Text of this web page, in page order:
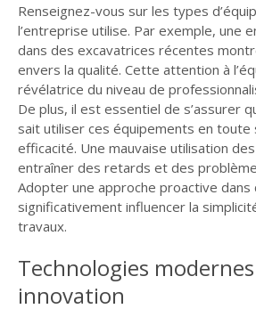
Renseignez-vous sur les types
l’entreprise utilise. Par exemple, une
dans des excavatrices récentes
envers la qualité. Cette attention à
révélatrice du niveau de
De plus, il est essentiel de s’assurer
sait utiliser ces équipements en
efficacité. Une mauvaise utilisation
entraîner des retards et des
Adopter une approche proactive dans
significativement influencer la
travaux.
Technologies
innovation